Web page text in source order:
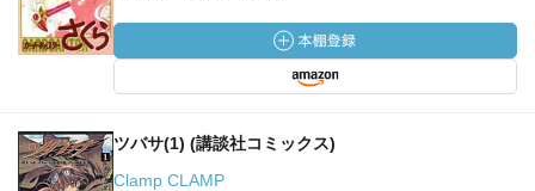
ツバサ(1) (講談社コミックス)
Clamp CLAMP